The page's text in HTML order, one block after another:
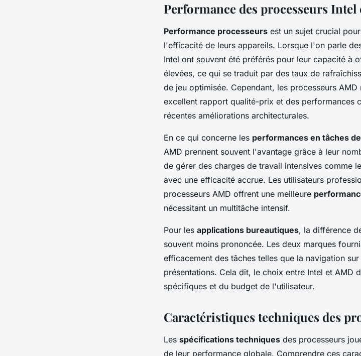
Performance des processeurs Intel
Performance processeurs est un sujet crucial
l'efficacité de leurs appareils. Lorsque l'on parle
Intel ont souvent été préférés pour leur capacité à
élevées, ce qui se traduit par des taux de
de jeu optimisée. Cependant, les processeurs
excellent rapport qualité-prix et des performances
récentes améliorations architecturales.
En ce qui concerne les performances en tâches
AMD prennent souvent l'avantage grâce à leur
de gérer des charges de travail intensives comme
avec une efficacité accrue. Les utilisateurs
processeurs AMD offrent une meilleure
nécessitant un multitâche intensif.
Pour les applications bureautiques, la différence
souvent moins prononcée. Les deux marques
efficacement des tâches telles que la navigation
présentations. Cela dit, le choix entre Intel et AMD
spécifiques et du budget de l'utilisateur.
Caractéristiques techniques des
Les spécifications techniques des processeurs
de leur performance globale. Comprendre ces